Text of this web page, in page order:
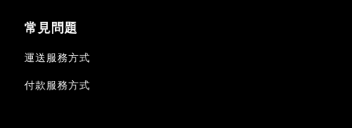
常見問題
運送服務方式
付款服務方式